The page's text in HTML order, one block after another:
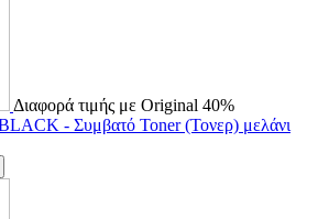
Διαφορά τιμής με Original 40%
- Συμβατό Toner (Τονερ) μελάνι